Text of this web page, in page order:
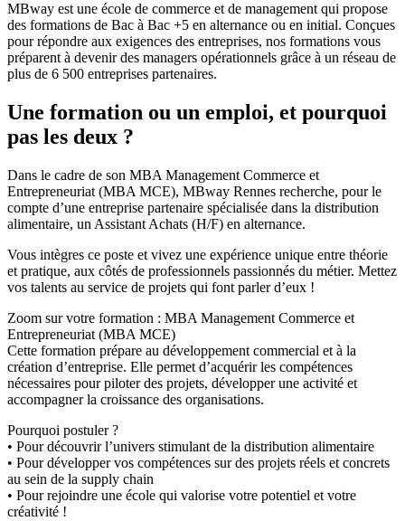
MBway est une école de commerce et de management qui propose
des formations de Bac à Bac +5 en alternance ou en initial. Conçues
pour répondre aux exigences des entreprises, nos formations vous
préparent à devenir des managers opérationnels grâce à un réseau de
plus de 6 500 entreprises partenaires.
Une formation ou un emploi, et pourquoi
pas les deux ?
Dans le cadre de son MBA Management Commerce et
Entrepreneuriat (MBA MCE), MBway Rennes recherche, pour le
compte d’une entreprise partenaire spécialisée dans la distribution
alimentaire, un Assistant Achats (H/F) en alternance.
Vous intègres ce poste et vivez une expérience unique entre théorie
et pratique, aux côtés de professionnels passionnés du métier. Mettez
vos talents au service de projets qui font parler d’eux !
Zoom sur votre formation : MBA Management Commerce et
Entrepreneuriat (MBA MCE)
Cette formation prépare au développement commercial et à la
création d’entreprise. Elle permet d’acquérir les compétences
nécessaires pour piloter des projets, développer une activité et
accompagner la croissance des organisations.
Pourquoi postuler ?
• Pour découvrir l’univers stimulant de la distribution alimentaire
• Pour développer vos compétences sur des projets réels et concrets
au sein de la supply chain
• Pour rejoindre une école qui valorise votre potentiel et votre
créativité !